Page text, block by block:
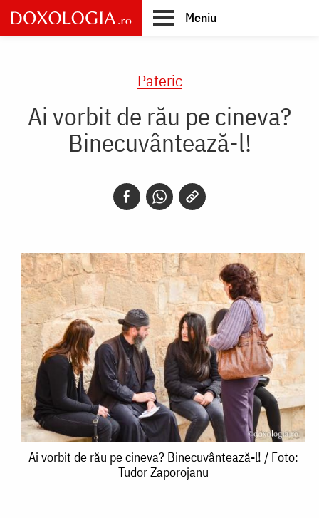
Skip
to
main
Meniu
Pateric
Ai vorbit de rău pe cineva?
Binecuvântează-l!
Ai
Ai vorbit de rău pe cineva? Binecuvântează-l! / Foto:
Tudor Zaporojanu